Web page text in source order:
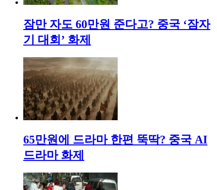
잠만 자도 60만원 준다고? 중국 ‘잠자
기 대회’ 화제
65만원에 드라마 한편 뚝딱? 중국 AI
드라마 화제